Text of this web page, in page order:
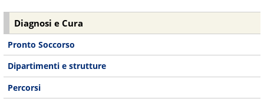
Diagnosi e Cura
Pronto Soccorso
Dipartimenti e strutture
Percorsi